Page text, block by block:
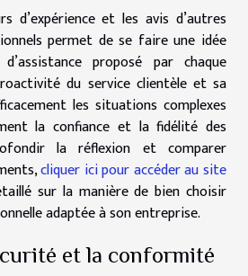
d’expérience et les avis d’autres
permet de se faire une idée
proposé par chaque
du service clientèle et sa
les situations complexes
la confiance et la fidélité des
la réflexion et comparer
cliquer ici pour accéder au site
sur la manière de bien choisir
adaptée à son entreprise.
et la conformité